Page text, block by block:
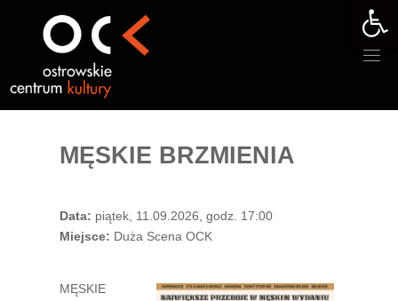
MĘSKIE BRZMIENIA
Data: piątek, 11.09.2026, godz. 17:00
Miejsce: Duża Scena OCK
MĘSKIE